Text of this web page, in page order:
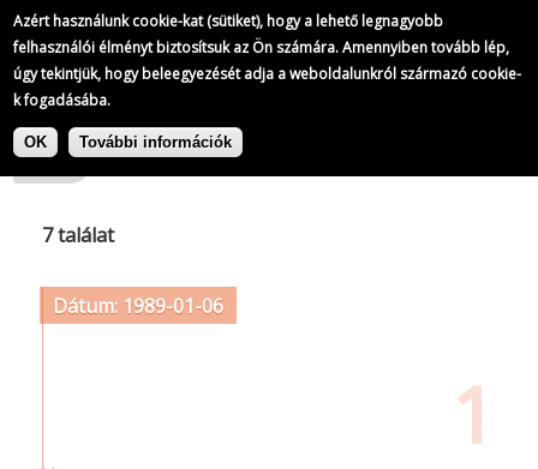
Azért használunk cookie-kat (sütiket), hogy a lehető legnagyobb
felhasználói élményt biztosítsuk az Ön számára. Amennyiben tovább lép,
úgy tekintjük, hogy beleegyezését adja a weboldalunkról származó cookie-
k fogadásába.
OK További információk
Ugrás
Címke: Független Jogvédő Szolgálat
7 találat
Dátum: 1989-01-06
1